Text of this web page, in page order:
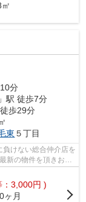
分
」駅 徒歩7分
徒歩29分
東 ５丁目
負けない総合仲介店を
新の物件を頂きお客
：3,000円 )
0ヶ月